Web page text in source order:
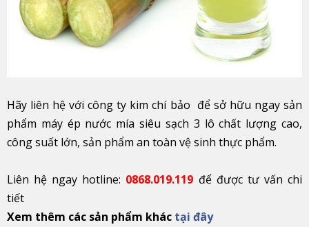
Hãy liên hệ với công ty kim chí bảo để sở hữu ngay sản
phẩm máy ép nước mía siêu sạch 3 lô chất lượng cao,
công suất lớn, sản phẩm an toàn vệ sinh thực phẩm.
Liên hệ ngay hotline: 0868.019.119 để được tư vấn chi
tiết
Xem thêm các sản phẩm khác tại đây